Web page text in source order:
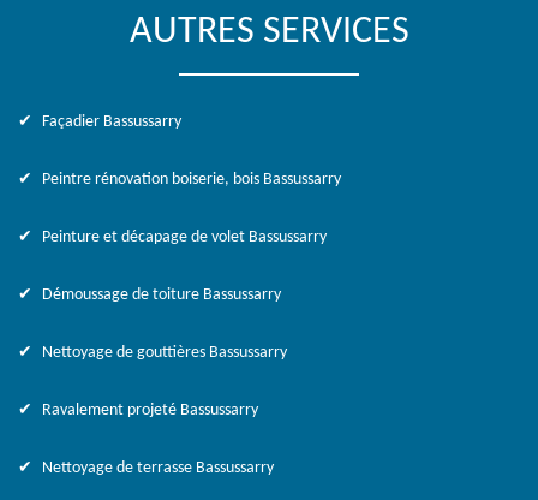
AUTRES SERVICES
Façadier Bassussarry
Peintre rénovation boiserie, bois Bassussarry
Peinture et décapage de volet Bassussarry
Démoussage de toiture Bassussarry
Nettoyage de gouttières Bassussarry
Ravalement projeté Bassussarry
Nettoyage de terrasse Bassussarry